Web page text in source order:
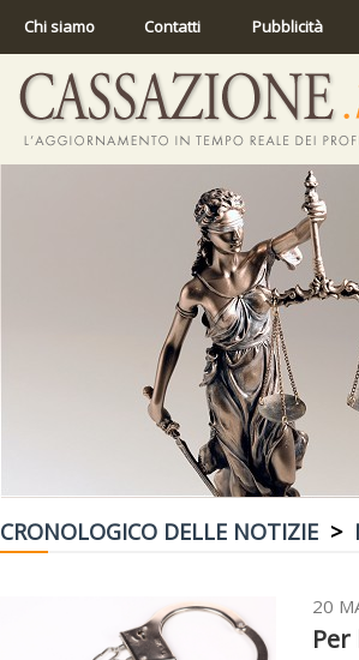
Chi siamo Contatti Pubblicità
CRONOLOGICO DELLE NOTIZIE >
20